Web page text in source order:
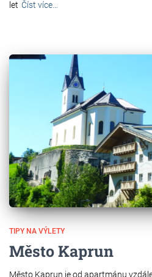
let Číst více…
TIPY NA VÝLETY
Město Kaprun
Město Kaprun je od apartmánu